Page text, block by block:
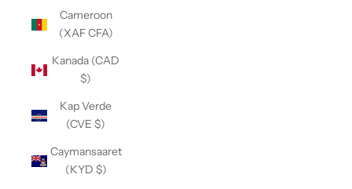
Cameroon
(XAF CFA)
Kanada (CAD
$)
Kap Verde
(CVE $)
Caymansaaret
(KYD $)